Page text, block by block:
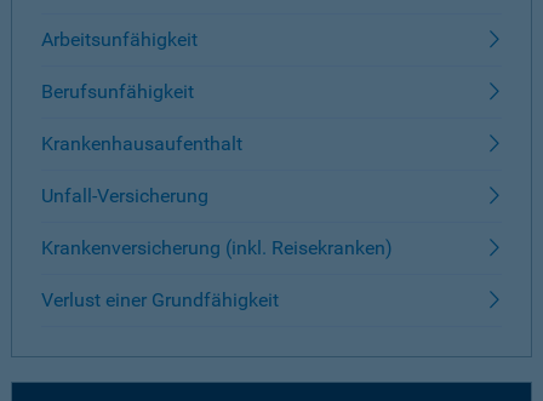
Arbeitsunfähigkeit
Berufsunfähigkeit
Krankenhausaufenthalt
Unfall-Versicherung
Krankenversicherung (inkl. Reisekranken)
Verlust einer Grundfähigkeit